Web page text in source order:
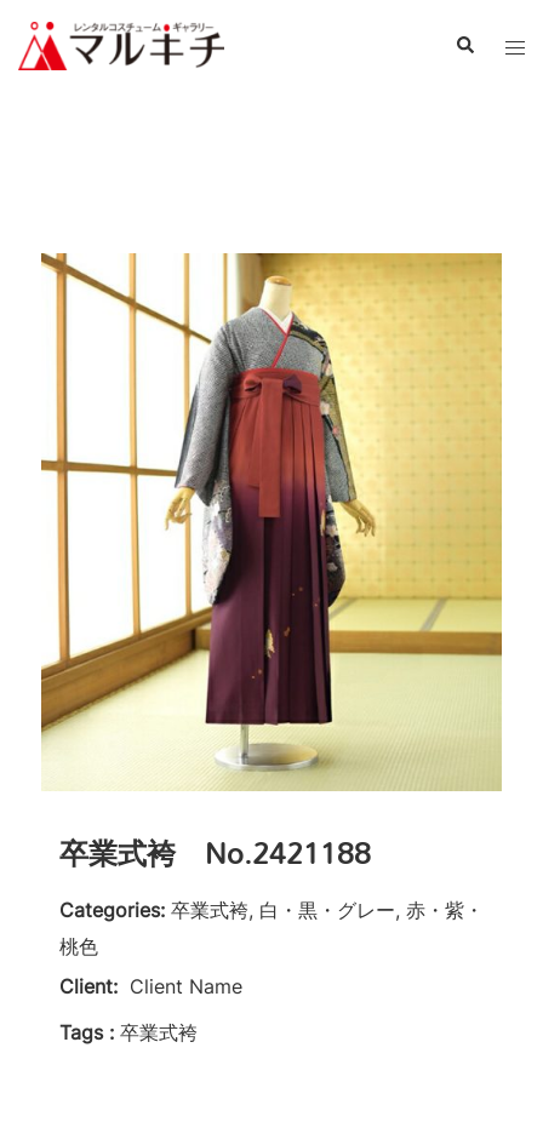
卒業式袴 No.2421188
Categories: 卒業式袴, 白・黒・グレー, 赤・紫・
桃色
Client: Client Name
Tags : 卒業式袴